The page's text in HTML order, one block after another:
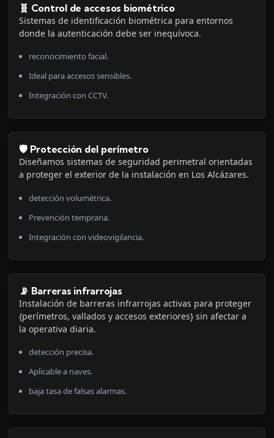
🧬 Control de accesos biométrico
Sistemas de identificación biométrica para entornos
donde la autenticación debe ser inequívoca.
reconocimiento facial.
Ideal para accesos sensibles.
Integración con CCTV.
🛡️ Protección del perímetro
Diseñamos sistemas de seguridad perimetral orientadas
a proteger el exterior de la instalación en Los Alcázares.
detección volumétrica.
Prevención temprana.
Integración con videovigilancia.
📡 Barreras infrarrojas
Instalación de barreras infrarrojas activas para proteger
{perímetros, vallados y accesos exteriores} sin afectar a
la operativa diaria.
detección precisa.
Aplicable a naves.
baja tasa de falsas alarmas.